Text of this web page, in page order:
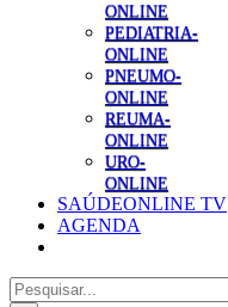
ONLINE
PEDIATRIA-
ONLINE
PNEUMO-
ONLINE
REUMA-
ONLINE
URO-
ONLINE
SAÚDEONLINE TV
AGENDA
Pesquisar